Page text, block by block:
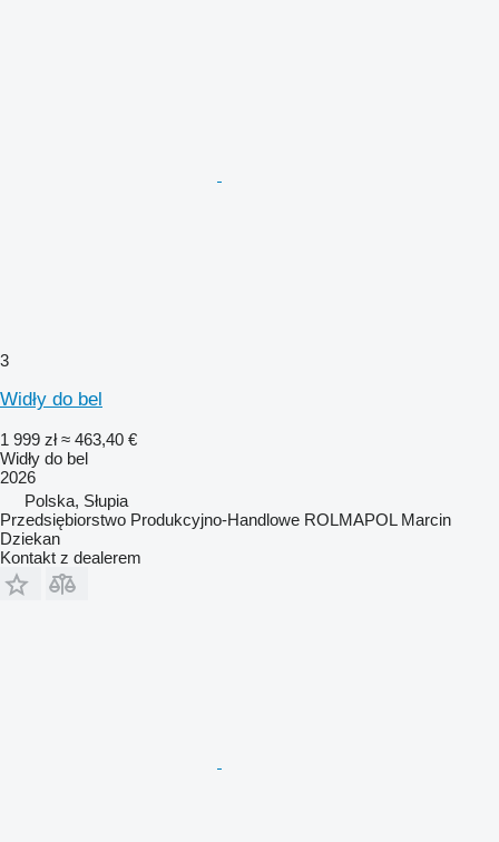
3
Widły do bel
1 999 zł ≈ 463,40 €
Widły do bel
2026
Polska, Słupia
Przedsiębiorstwo Produkcyjno-Handlowe ROLMAPOL Marcin
Dziekan
Kontakt z dealerem